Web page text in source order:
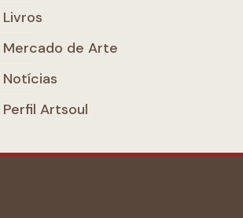
Livros
Mercado de Arte
Notícias
Perfil Artsoul